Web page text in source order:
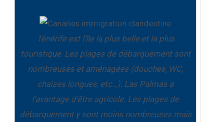
Ténérife est l’île la plus belle et la plus
touristique. Les plages de débarquement sont
nombreuses et aménagées (douches, WC,
chaises longues, etc…). Las Palmas a
l’avantage d’être agricole. Les plages de
débarquement y sont moins nombreuses mais